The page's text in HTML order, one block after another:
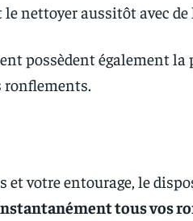
nettoyer aussitôt avec de
possèdent également
ronflements.
et votre entourage, le
tous vos